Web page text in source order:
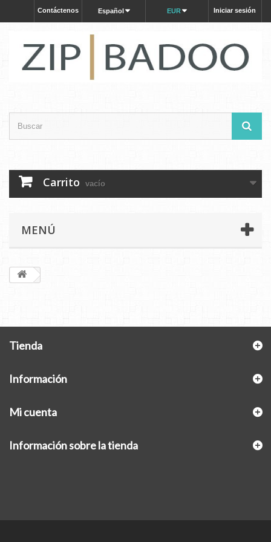
Iniciar sesión
EUR
Español
Contáctenos
Carrito vacío
MENÚ
Tienda
Información
Mi cuenta
Información sobre la tienda